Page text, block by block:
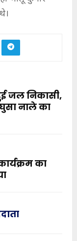
जल निकासी,
नाले का
का